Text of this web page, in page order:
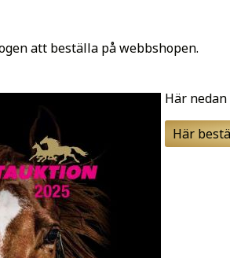
att beställa på webbshopen.
Här
Här